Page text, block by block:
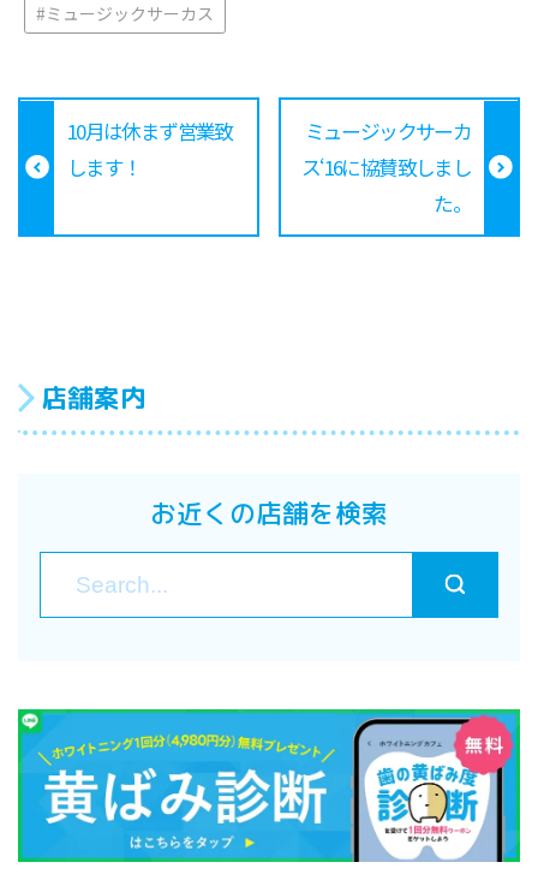
#ミュージックサーカス
10月は休まず営業致
します！
ミュージックサーカ
ス‘16に協賛致しまし
た。
店舗案内
お近くの店舗を検索